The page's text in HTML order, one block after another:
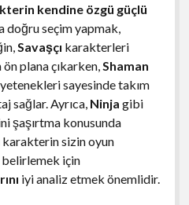
kendine özgü güçlü
doğru seçim yapmak,
Savaşçı karakterleri
ön plana çıkarken,Shaman
sayesinde takım
sağlar. Ayrıca, Ninja gibi
şaşırtma konusunda
karakterin sizin oyun
belirlemek için
iyi analiz etmek önemlidir.